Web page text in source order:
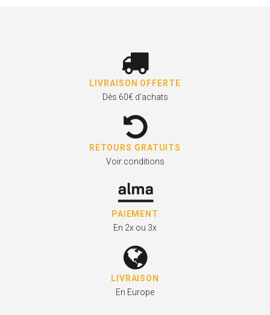
LIVRAISON OFFERTE
Dès 60€ d'achats
RETOURS GRATUITS
Voir conditions
PAIEMENT
En 2x ou 3x
LIVRAISON
En Europe